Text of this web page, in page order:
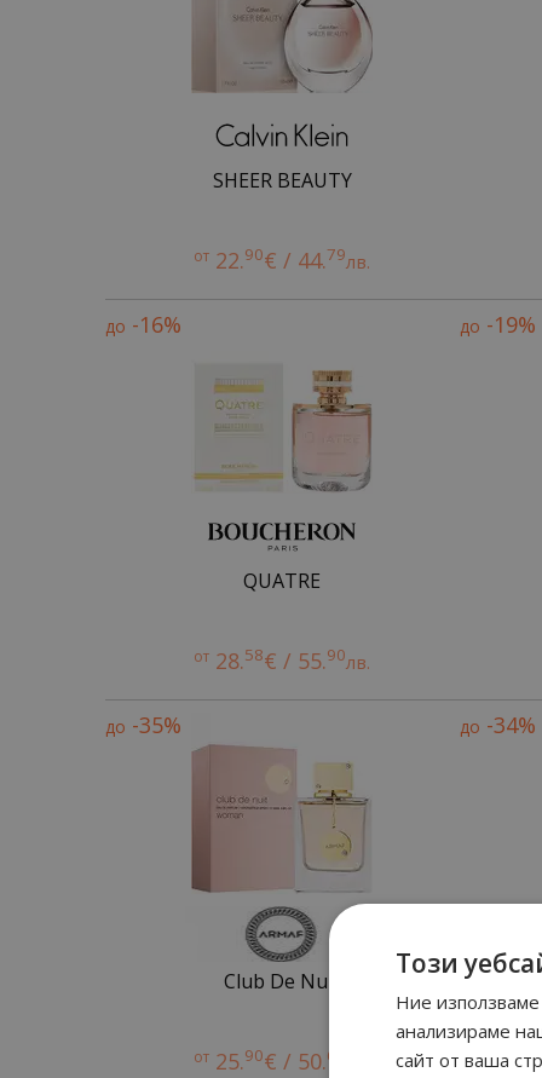
SHEER BEAUTY
от 22.90€ / 44.79лв.
до -16%
QUATRE
от 28.58€ / 55.90лв.
до -19%
до -35%
Club De Nuit
от 25.90€ / 50.66
до -34%
Този
Ние
анализираме
сайт от ваша